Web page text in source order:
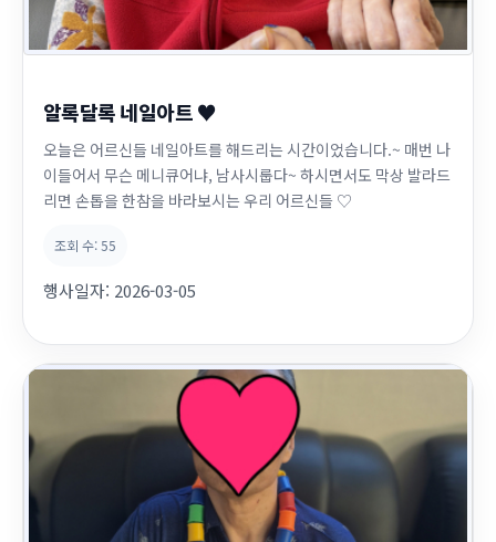
알록달록 네일아트 ♥
오늘은 어르신들 네일아트를 해드리는 시간이었습니다.~ 매번 나
이들어서 무슨 메니큐어냐, 남사시룹다~ 하시면서도 막상 발라드
리면 손톱을 한참을 바라보시는 우리 어르신들 ♡
조회 수:55
행사일자: 2026-03-05